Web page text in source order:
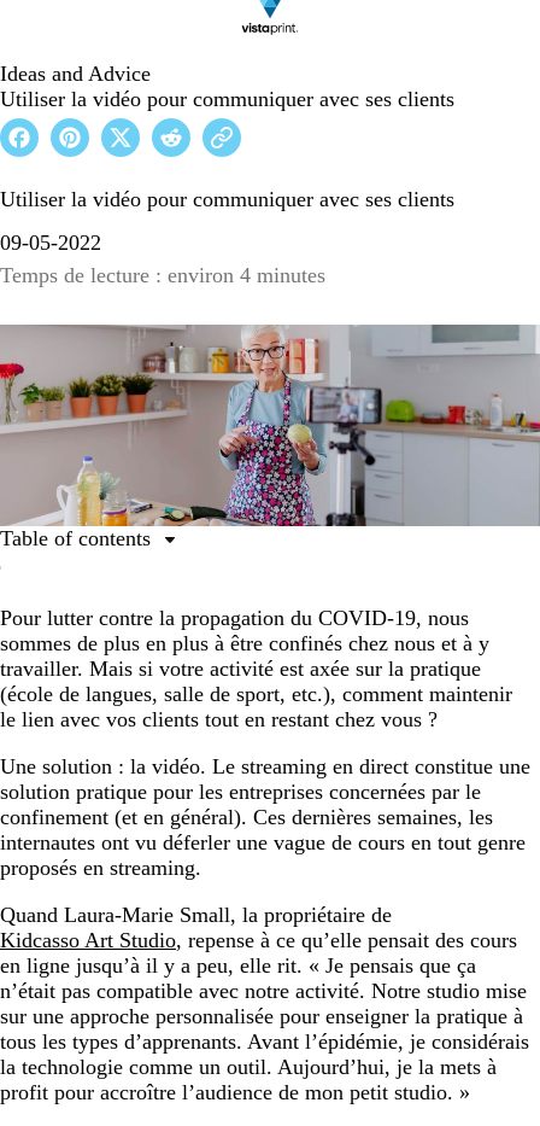
Ideas and Advice
Utiliser la vidéo pour communiquer avec ses clients
Utiliser la vidéo pour communiquer avec ses clients
09-05-2022
Temps de lecture : environ 4 minutes
Pour lutter contre la propagation du COVID-19, nous
sommes de plus en plus à être confinés chez nous et à y
travailler. Mais si votre activité est axée sur la pratique
(école de langues, salle de sport, etc.), comment maintenir
le lien avec vos clients tout en restant chez vous ?
Une solution : la vidéo. Le streaming en direct constitue une
solution pratique pour les entreprises concernées par le
confinement (et en général). Ces dernières semaines, les
internautes ont vu déferler une vague de cours en tout genre
proposés en streaming.
Quand Laura-Marie Small, la propriétaire de
Kidcasso Art Studio, repense à ce qu’elle pensait des cours
en ligne jusqu’à il y a peu, elle rit. « Je pensais que ça
n’était pas compatible avec notre activité. Notre studio mise
sur une approche personnalisée pour enseigner la pratique à
tous les types d’apprenants. Avant l’épidémie, je considérais
la technologie comme un outil. Aujourd’hui, je la mets à
profit pour accroître l’audience de mon petit studio. »
Table of contents
Utilisez votre smartphone
Utilisez un service de streaming